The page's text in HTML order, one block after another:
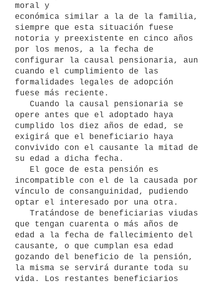
moral y
económica similar a la de la familia,
siempre que esta situación fuese
notoria y preexistente en cinco años
por los menos, a la fecha de
configurar la causal pensionaria, aun
cuando el cumplimiento de las
formalidades legales de adopción
fuese más reciente.
opere antes que el adoptado haya
cumplido los diez años de edad, se
exigirá que el beneficiario haya
convivido con el causante la mitad de
su edad a dicha fecha.
incompatible con el de la causada por
vínculo de consanguinidad, pudiendo
optar el interesado por una otra.
que tengan cuarenta o más años de
edad a la fecha de fallecimiento del
causante, o que cumplan esa edad
gozando del beneficio de la pensión,
la misma se servirá durante toda su
vida. Los restantes beneficiarios